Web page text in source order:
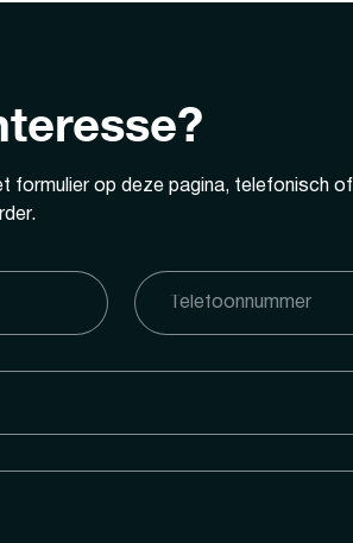
formulier op deze pagina, telefonisch of